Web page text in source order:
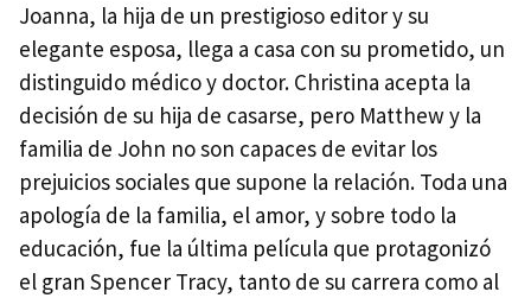
Joanna, la hija de un prestigioso editor y su
elegante esposa, llega a casa con su prometido, un
distinguido médico y doctor. Christina acepta la
decisión de su hija de casarse, pero Matthew y la
familia de John no son capaces de evitar los
prejuicios sociales que supone la relación. Toda una
apología de la familia, el amor, y sobre todo la
educación, fue la última película que protagonizó
el gran Spencer Tracy, tanto de su carrera como al